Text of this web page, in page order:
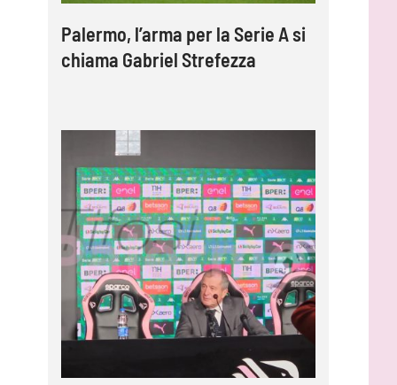
Palermo, l’arma per la Serie A si
chiama Gabriel Strefezza